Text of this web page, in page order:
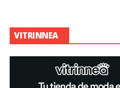
VITRINNEA